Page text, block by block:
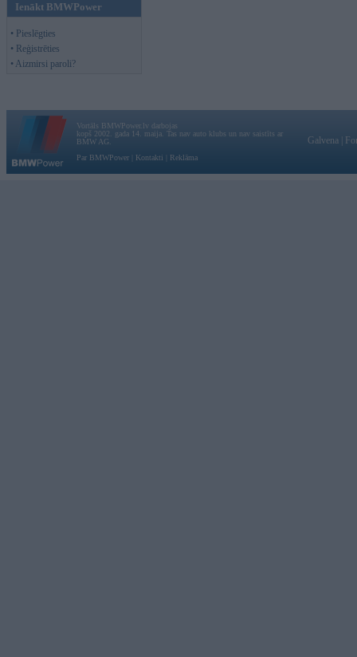
Ienākt BMWPower
• Pieslēgties
• Reģistrēties
• Aizmirsi paroli?
Vortāls BMWPower.lv darbojas
kopš 2002. gada 14. maija. Tas nav auto klubs un nav saistīts ar
BMW AG.
Par BMWPower
Kontakti Reklāma
Galvena